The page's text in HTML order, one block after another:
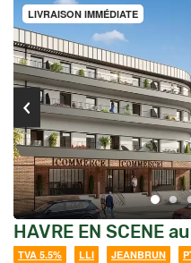
LIVRAISON IMMÉDIATE
HAVRE EN SCENE
TVA 5.5% LLI JEANBRUN